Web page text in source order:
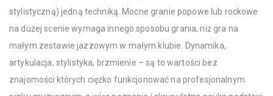
stylistyczną) jedną techniką. Mocne granie popowe lub rockowe
na dużej scenie wymaga innego sposobu grania, niż gra na
małym zestawie jazzowym w małym klubie. Dynamika,
artykulacja, stylistyka, brzmienie – są to wartości bez
znajomości których ciężko funkcjonować na profesjonalnym